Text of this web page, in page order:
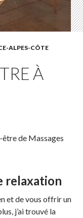
ALPES-CÔTE
À
de Massages
relaxation
et de vous offrir un
j’ai trouvé la